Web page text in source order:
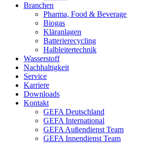
Branchen
Pharma, Food & Beverage
Biogas
Kläranlagen
Batterierecycling
Halbleitertechnik
Wasserstoff
Nachhaltigkeit
Service
Karriere
Downloads
Kontakt
GEFA Deutschland
GEFA International
GEFA Außendienst Team
GEFA Innendienst Team